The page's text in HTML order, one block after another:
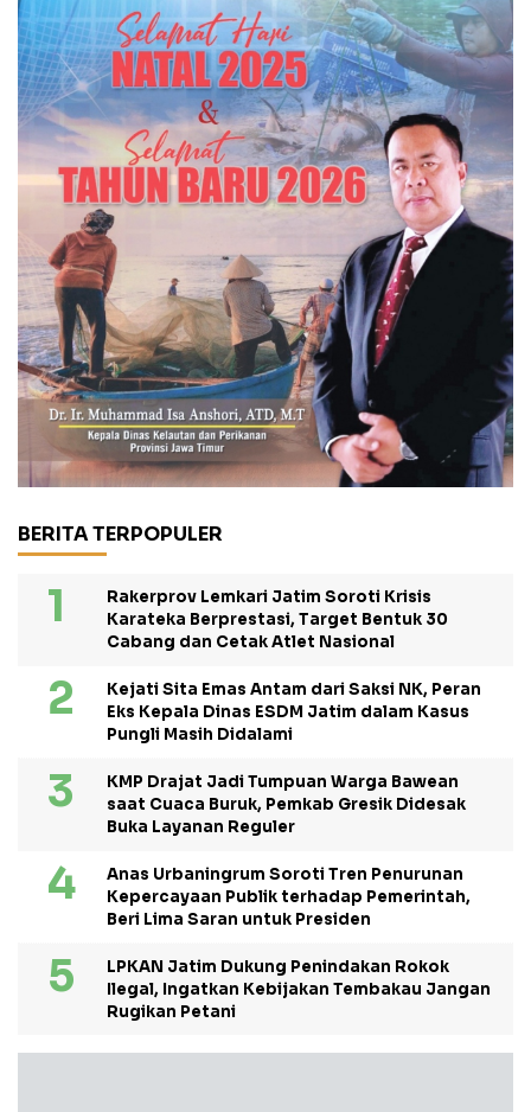
BERITA TERPOPULER
Rakerprov Lemkari Jatim Soroti Krisis
Karateka Berprestasi, Target Bentuk 30
Cabang dan Cetak Atlet Nasional
Kejati Sita Emas Antam dari Saksi NK, Peran
Eks Kepala Dinas ESDM Jatim dalam Kasus
Pungli Masih Didalami
KMP Drajat Jadi Tumpuan Warga Bawean
saat Cuaca Buruk, Pemkab Gresik Didesak
Buka Layanan Reguler
Anas Urbaningrum Soroti Tren Penurunan
Kepercayaan Publik terhadap Pemerintah,
Beri Lima Saran untuk Presiden
LPKAN Jatim Dukung Penindakan Rokok
Ilegal, Ingatkan Kebijakan Tembakau Jangan
Rugikan Petani